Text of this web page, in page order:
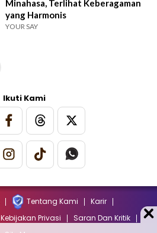
Minahasa, Terlihat Keberagaman
yang Harmonis
YOUR SAY
Ikuti Kami
Tentang Kami
Karir
Kebijakan Privasi
Saran Dan Kritik